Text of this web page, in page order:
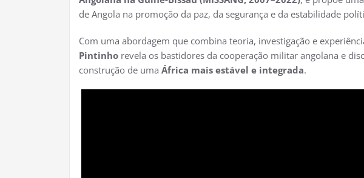
de Angola na promoção da paz, da segurança e da estabilidade
Com uma abordagem que combina teoria, investigação e
Pintinho revela os bastidores da cooperação militar angolana e
construção de uma África mais estável e integrada.